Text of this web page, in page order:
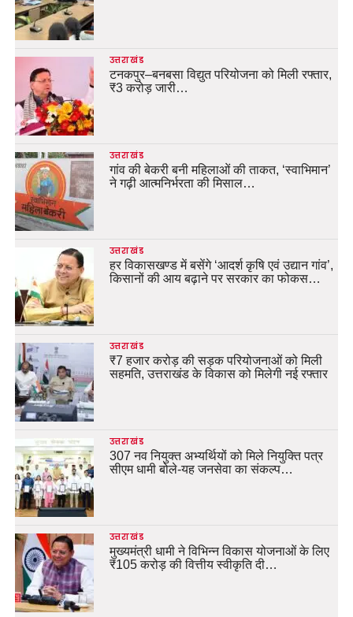
उत्तराखंड
टनकपुर–बनबसा विद्युत परियोजना को मिली रफ्तार,
₹3 करोड़ जारी…
उत्तराखंड
गांव की बेकरी बनी महिलाओं की ताकत, ‘स्वाभिमान’
ने गढ़ी आत्मनिर्भरता की मिसाल…
उत्तराखंड
हर विकासखण्ड में बसेंगे ‘आदर्श कृषि एवं उद्यान गांव’,
किसानों की आय बढ़ाने पर सरकार का फोकस…
उत्तराखंड
₹7 हजार करोड़ की सड़क परियोजनाओं को मिली
सहमति, उत्तराखंड के विकास को मिलेगी नई रफ्तार
उत्तराखंड
307 नव नियुक्त अभ्यर्थियों को मिले नियुक्ति पत्र
सीएम धामी बोले-यह जनसेवा का संकल्प…
उत्तराखंड
मुख्यमंत्री धामी ने विभिन्न विकास योजनाओं के लिए
₹105 करोड़ की वित्तीय स्वीकृति दी…